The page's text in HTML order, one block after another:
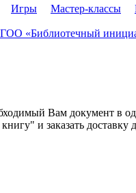
Игры Мастер-классы
«Библиотечный
Вам документ в
и заказать